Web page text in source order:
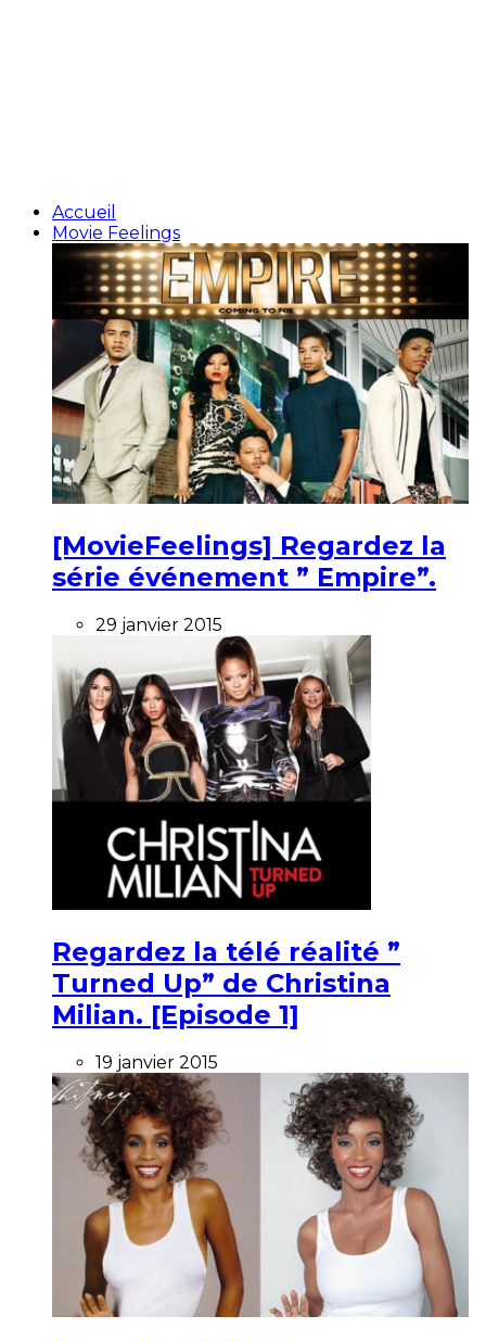
Accueil
Movie Feelings
[MovieFeelings] Regardez la
série événement ” Empire”.
29 janvier 2015
Regardez la télé réalité ”
Turned Up” de Christina
Milian. [Episode 1]
19 janvier 2015